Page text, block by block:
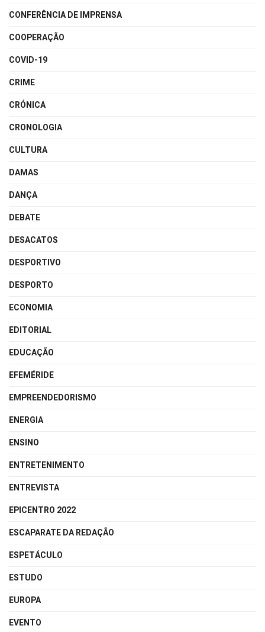
CONFERÊNCIA DE IMPRENSA
COOPERAÇÃO
COVID-19
CRIME
CRÓNICA
CRONOLOGIA
CULTURA
DAMAS
DANÇA
DEBATE
DESACATOS
DESPORTIVO
DESPORTO
ECONOMIA
EDITORIAL
EDUCAÇÃO
EFEMÉRIDE
EMPREENDEDORISMO
ENERGIA
ENSINO
ENTRETENIMENTO
ENTREVISTA
EPICENTRO 2022
ESCAPARATE DA REDAÇÃO
ESPETÁCULO
ESTUDO
EUROPA
EVENTO